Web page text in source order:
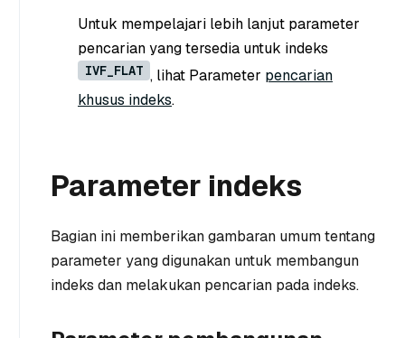
Untuk mempelajari lebih lanjut parameter
pencarian yang tersedia untuk indeks
IVF_FLAT , lihat Parameter pencarian
khusus indeks.
Parameter indeks
Bagian ini memberikan gambaran umum tentang
parameter yang digunakan untuk membangun
indeks dan melakukan pencarian pada indeks.